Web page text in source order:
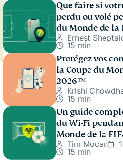
Que faire si
perdu ou volé
du Monde de la
Ernest
15 min
Protégez vos
la Coupe du
2026™️
Krishi
15 min
Un guide
du Wi-Fi
Monde de la
Tim Mocan
15 min